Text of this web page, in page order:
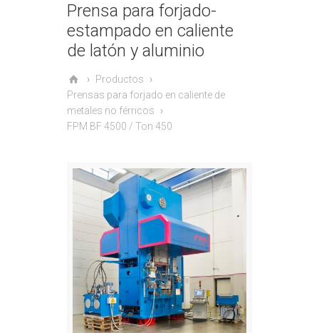
Prensa para forjado-
estampado en caliente
de latón y aluminio
Productos
Prensas para forjado en caliente de
metales no férricos
FPM BF 4500 / Ton 450